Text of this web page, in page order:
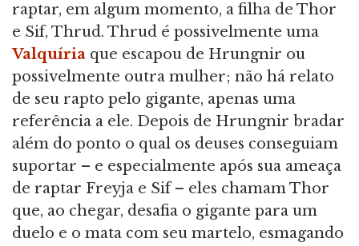
raptar, em algum momento, a filha de Thor
e Sif, Thrud. Thrud é possivelmente uma
Valquíria que escapou de Hrungnir ou
possivelmente outra mulher; não há relato
de seu rapto pelo gigante, apenas uma
referência a ele. Depois de Hrungnir bradar
além do ponto o qual os deuses conseguiam
suportar – e especialmente após sua ameaça
de raptar Freyja e Sif – eles chamam Thor
que, ao chegar, desafia o gigante para um
duelo e o mata com seu martelo, esmagando